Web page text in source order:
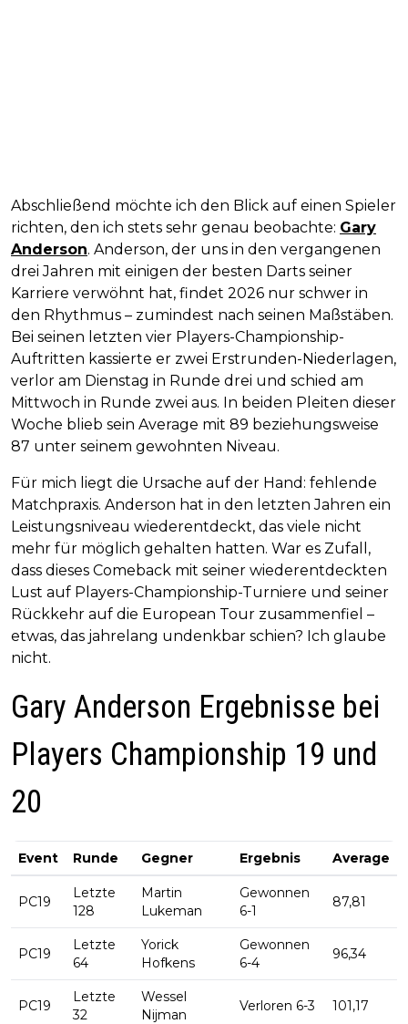
Abschließend möchte ich den Blick auf einen Spieler
richten, den ich stets sehr genau beobachte: Gary
Anderson. Anderson, der uns in den vergangenen
drei Jahren mit einigen der besten Darts seiner
Karriere verwöhnt hat, findet 2026 nur schwer in
den Rhythmus – zumindest nach seinen Maßstäben.
Bei seinen letzten vier Players-Championship-
Auftritten kassierte er zwei Erstrunden-Niederlagen,
verlor am Dienstag in Runde drei und schied am
Mittwoch in Runde zwei aus. In beiden Pleiten dieser
Woche blieb sein Average mit 89 beziehungsweise
87 unter seinem gewohnten Niveau.
Für mich liegt die Ursache auf der Hand: fehlende
Matchpraxis. Anderson hat in den letzten Jahren ein
Leistungsniveau wiederentdeckt, das viele nicht
mehr für möglich gehalten hatten. War es Zufall,
dass dieses Comeback mit seiner wiederentdeckten
Lust auf Players-Championship-Turniere und seiner
Rückkehr auf die European Tour zusammenfiel –
etwas, das jahrelang undenkbar schien? Ich glaube
nicht.
Gary Anderson Ergebnisse bei
Players Championship 19 und
20
Event Runde Gegner Ergebnis Average
PC19
Letzte
128
Martin
Lukeman
Gewonnen
6-1
87,81
PC19
Letzte
64
Yorick
Hofkens
Gewonnen
6-4
96,34
PC19
Letzte
32
Wessel
Nijman
Verloren 6-3 101,17